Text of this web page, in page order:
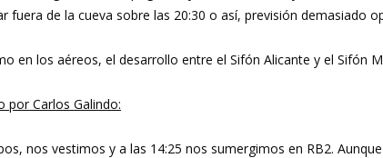
fuera de la cueva sobre las 20:30 o así, previsión demasiado
en los aéreos, el desarrollo entre el Sifón Alicante y el Sifón
por Carlos Galindo:
nos vestimos y a las 14:25 nos sumergimos en RB2.